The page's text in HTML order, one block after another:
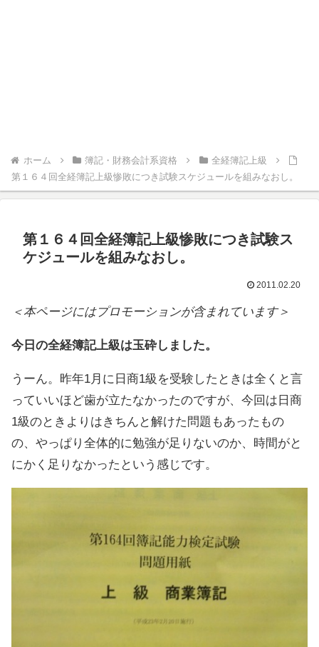
ホーム 簿記・財務会計系資格
全経簿記上級
第１６４回全経簿記上級惨敗につき試験スケジュールを組みなおし。
第１６４回全経簿記上級惨敗につき試験ス
ケジュールを組みなおし。
2011.02.20
＜本ページにはプロモーションが含まれています＞
今日の全経簿記上級は玉砕しました。
うーん。昨年1月に日商1級を受験したときは全くと言
っていいほど歯が立たなかったのですが、今回は日商
1級のときよりはきちんと解けた問題もあったもの
の、やっぱり全体的に勉強が足りないのか、時間がと
にかく足りなかったという感じです。